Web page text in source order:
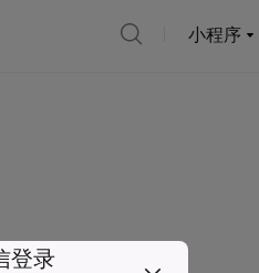
小程序
登录